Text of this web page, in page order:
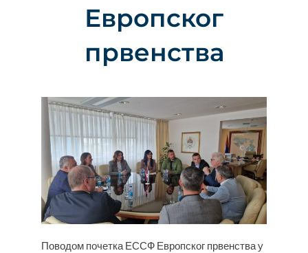
Европског
првенства
Поводом почетка ЕССФ Европског првенства у